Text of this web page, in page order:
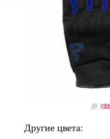
Другие цвета: